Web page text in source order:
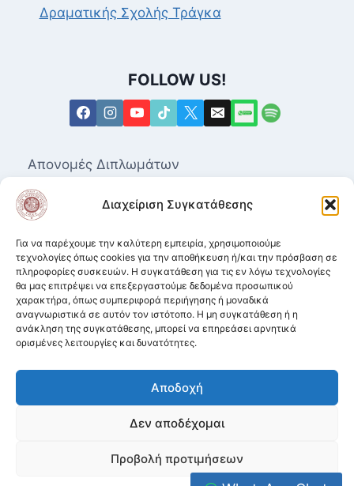
Διαχείριση Συγκατάθεσης
Για να παρέχουμε την καλύτερη εμπειρία, χρησιμοποιούμε
τεχνολογίες όπως cookies για την αποθήκευση ή/και την πρόσβαση σε
πληροφορίες συσκευών. Η συγκατάθεση για τις εν λόγω τεχνολογίες
θα μας επιτρέψει να επεξεργαστούμε δεδομένα προσωπικού
χαρακτήρα, όπως συμπεριφορά περιήγησης ή μοναδικά
αναγνωριστικά σε αυτόν τον ιστότοπο. Η μη συγκατάθεση ή η
ανάκληση της συγκατάθεσης, μπορεί να επηρεάσει αρνητικά
ορισμένες λειτουργίες και δυνατότητες.
Αποδοχή
Δεν αποδέχομαι
Προβολή προτιμήσεων
Δραματικής Σχολής Τράγκα
FOLLOW US!
Απονομές Διπλωμάτων
Επαγγελματικά Δικαιώματα για τις Ανώτερες
Δραματικές Σχολές
Μητρώο Καλλιτεχνών
Ισοτιμία αποφοίτων από Δραματικές Σχολές.
Κατατακτήριες σε ΑΕΙ από Δραματικές
Σχολές
Πολιτική Απορρήτου
Όροι χρήσης ιστοσελίδας & Πολιτική Cookies
Traga Drama School © 1926 - 2026